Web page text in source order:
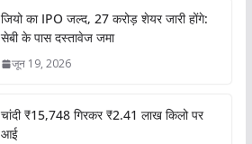
जियो का IPO जल्द, 27 करोड़ शेयर जारी होंगे:
सेबी के पास दस्तावेज जमा
जून 19, 2026
चांदी ₹15,748 गिरकर ₹2.41 लाख किलो पर
आई